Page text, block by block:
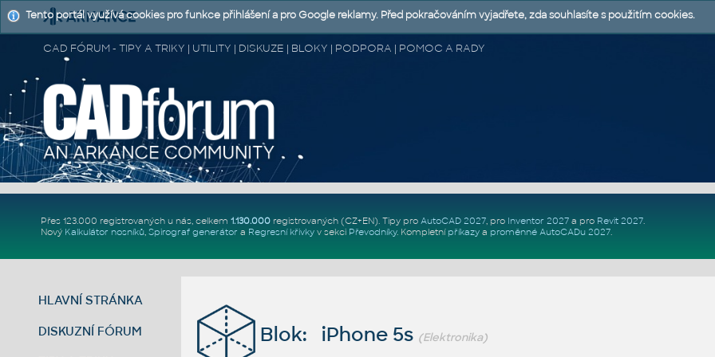
CAD FÓRUM - TIPY A TRIKY | UTILITY | DISKUZE | BLOKY | PODPORA | POMOC A RADY
Přes 123.000 registrovaných u nás, celkem 1.130.000registrovaných (CZ+EN). Tipy pro AutoCAD 2027, pro Inventor 2027a pro Revit 2027.
Nový Kalkulátor nosníků, Spirograf generátor a Regresní křivkyv sekci Převodníky. Kompletní příkazya proměnné AutoCADu 2027.
HLAVNÍ STRÁNKA
DISKUZNÍ FÓRUM Blok: iPhone 5s (Elektronika)
Tento portál využívá cookies pro funkce přihlášení a pro Google reklamy. Před pokračováním vyjadřete, zda souhlasíte s použitím cookies.